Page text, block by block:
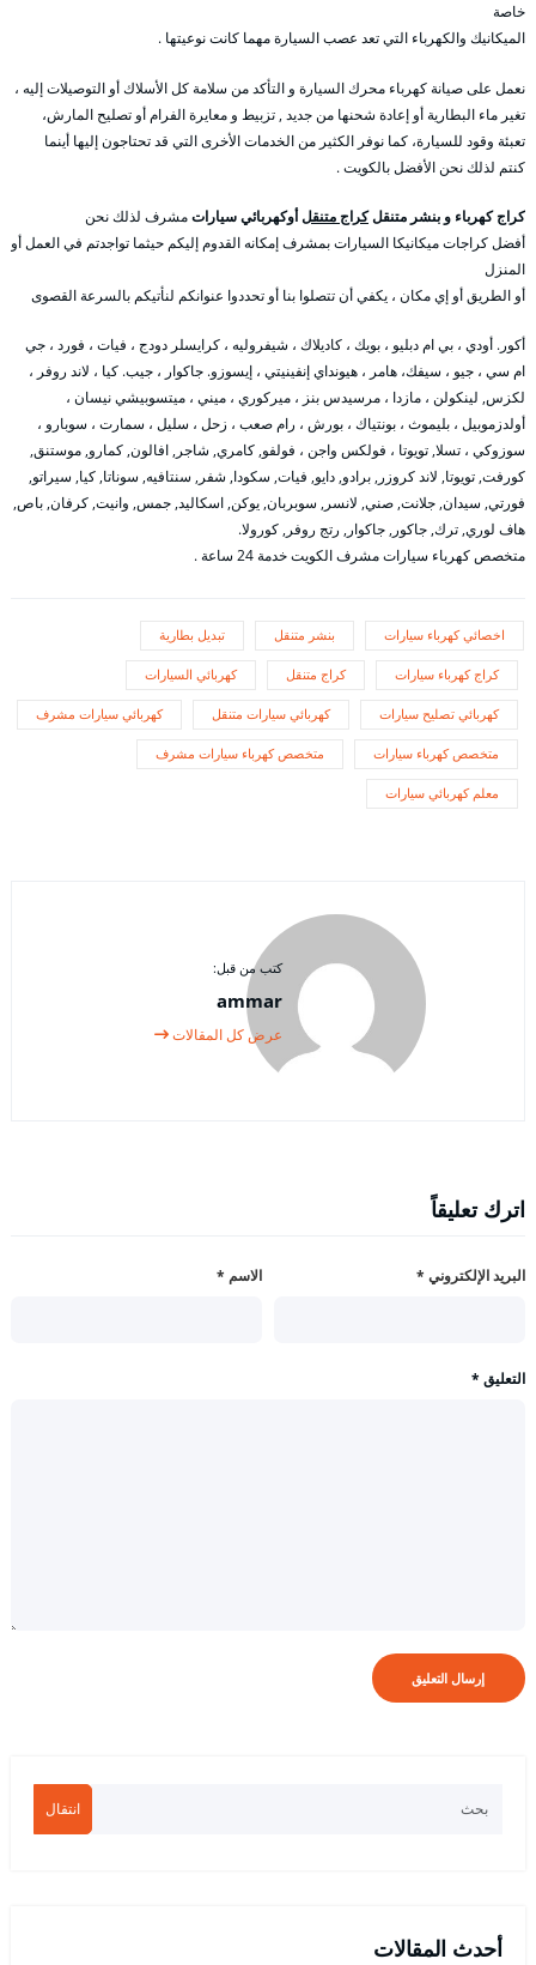
خاصة
الميكانيك والكهرباء التي تعد عصب السيارة مهما كانت نوعيتها .
نعمل على صيانة كهرباء محرك السيارة و التأكد من سلامة كل الأسلاك أو التوصيلات إليه ،
تغير ماء البطارية أو إعادة شحنها من جديد , تزبيط و معايرة الفرام أو تصليح المارش،
تعبئة وقود للسيارة، كما نوفر الكثير من الخدمات الأخرى التي قد تحتاجون إليها أينما
كنتم لذلك نحن الأفضل بالكويت .
كراج كهرباء و بنشر متنقلكراج متنقلأوكهربائي سياراتمشرف لذلك نحن
أفضل كراجات ميكانيكا السيارات بمشرف إمكانه القدوم إليكم حيثما تواجدتم في العمل أو
المنزل
أو الطريق أو إي مكان ، يكفي أن تتصلوا بنا أو تحددوا عنوانكم لنأتيكم بالسرعة القصوى
أكور. أودي ، بي ام دبليو ، بويك ، كاديلاك ، شيفروليه ، كرايسلر دودج ، فيات ، فورد ، جي
ام سي ، جيو ، سيفك، هامر ، هيونداي إنفينيتي ، إيسوزو. جاكوار ، جيب. كيا ، لاند روفر ،
لكزس, لينكولن ، مازدا ، مرسيدس بنز ، ميركوري ، ميني ، ميتسوبيشي نيسان ،
أولدزموبيل ، بليموث ، بونتياك ، بورش ، رام صعب ، زحل ، سليل ، سمارت ، سوبارو ،
سوزوكي ، تسلا, تويوتا ، فولكس واجن ، فولفو, كامري, شاجر, افالون, كمارو, موستنق,
كورفت, تويوتا, لاند كروزر, برادو, دايو, فيات, سكودا, شفر, سنتافيه, سوناتا, كيا, سيراتو,
فورتي, سيدان, جلانت, صني, لانسر, سوبربان, يوكن, اسكاليد, جمس, وانيت, كرفان, باص,
هاف لوري, ترك, جاكور, جاكوار, رتج روفر, كورولا.
متخصص كهرباء سيارات مشرف الكويت خدمة 24 ساعة .
اخصائي كهرباء سيارات بنشر متنقل تبديل بطارية
كراج كهرباء سيارات كراج متنقل كهربائي السيارات
كهربائي تصليح سيارات كهربائي سيارات متنقل كهربائي سيارات مشرف
متخصص كهرباء سيارات متخصص كهرباء سيارات مشرف
معلم كهربائي سيارات
كتب من قبل:
ammar
عرض كل المقالات
اترك تعليقاً
الاسم * البريد الإلكتروني *
التعليق *
انتقال
أحدث المقالات